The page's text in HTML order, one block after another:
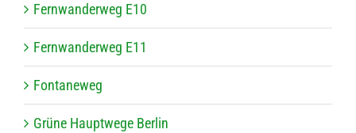
Fern­wan­der­weg E10
Fern­wan­der­weg E11
Fon­ta­ne­weg
Grüne Haupt­wege Berlin